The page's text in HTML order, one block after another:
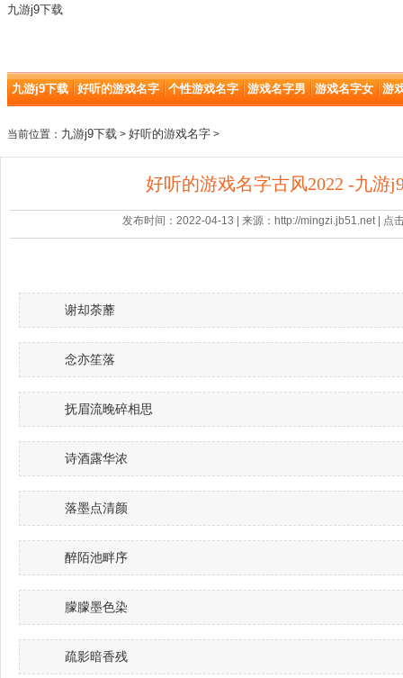
九游j9下载
九游j9下载 好听的游戏名字 个性游戏名字 游戏名字男 游戏名字女 游
当前位置： 九游j9下载 > 好听的游戏名字 >
好听的游戏名字古风2022 -九游
发布时间：2022-04-13 | 来源：http://mingzi.jb51.net | 点
谢却荼蘼
念亦笙落
抚眉流晚碎相思
诗酒露华浓
落墨点清颜
醉陌池畔序
朦朦墨色染
疏影暗香残